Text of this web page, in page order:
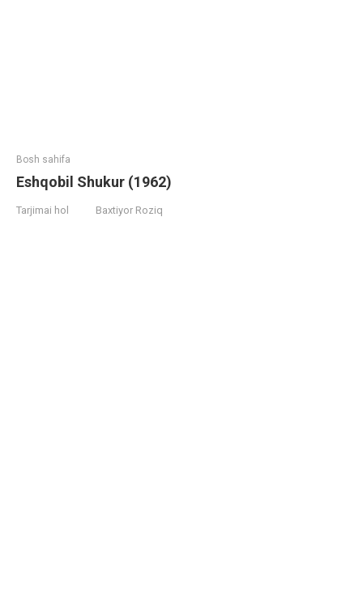
Bosh sahifa
Eshqobil Shukur (1962)
Tarjimai hol Baxtiyor Roziq